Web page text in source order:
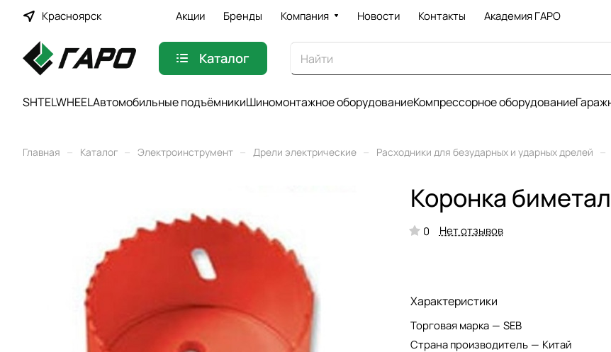
Красноярск Акции Бренды Компания Новости Контакты Академия ГАРО
Каталог
SHTELWHEELАвтомобильные подъёмникиШиномонтажное оборудованиеКомпрессорное оборудование
Главная – Каталог – Электроинструмент – Дрели электрические – Расходники для безударных и ударных дрелей –
Коронка
0 Нет отзывов
Характеристики
Торговая марка — SEB
Страна производитель — Китай